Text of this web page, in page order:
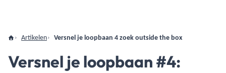
Artikelen Versnel je loopbaan 4 zoek outside the box
Versnel je loopbaan #4: